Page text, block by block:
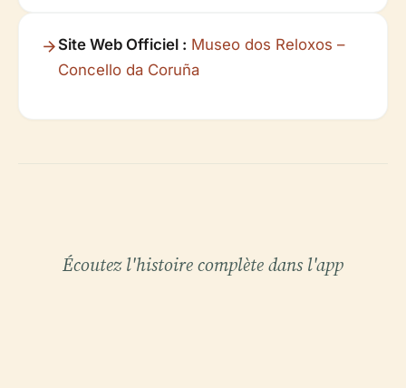
Site Web Officiel : Museo dos Reloxos –
Concello da Coruña
Écoutez l'histoire complète dans l'app